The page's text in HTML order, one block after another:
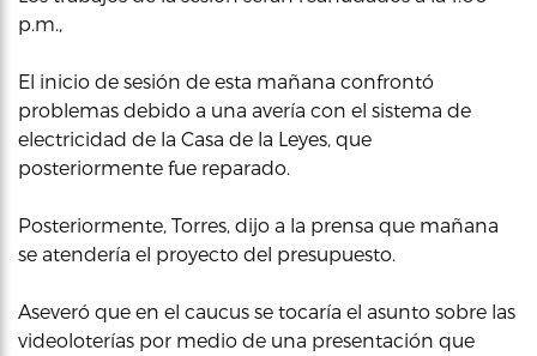
p.m.,
El inicio de sesión de esta mañana confrontó
problemas debido a una avería con el sistema de
electricidad de la Casa de la Leyes, que
posteriormente fue reparado.
Posteriormente, Torres, dijo a la prensa que mañana
se atendería el proyecto del presupuesto.
Aseveró que en el caucus se tocaría el asunto sobre las
videoloterías por medio de una presentación que